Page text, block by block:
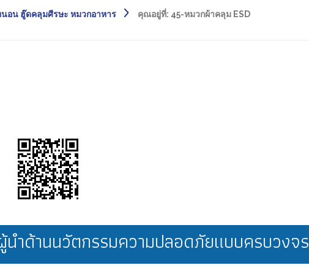
นอน ฮู๊ดคลุมศีรษะ หมวกอาหาร คุณอยู่ที่: 45-หมวกผ้าคลุม ESD
นำด้านนวัตกรรมความปลอดภัยแบบครบวงจร